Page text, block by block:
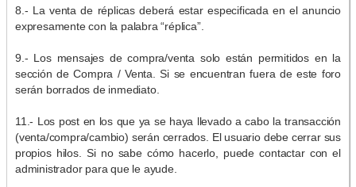
8.- La venta de réplicas deberá estar especificada en el anuncio
expresamente con la palabra “réplica”.
9.- Los mensajes de compra/venta solo están permitidos en la
sección de Compra / Venta. Si se encuentran fuera de este foro
serán borrados de inmediato.
11.- Los post en los que ya se haya llevado a cabo la transacción
(venta/compra/cambio) serán cerrados. El usuario debe cerrar sus
propios hilos. Si no sabe cómo hacerlo, puede contactar con el
administrador para que le ayude.